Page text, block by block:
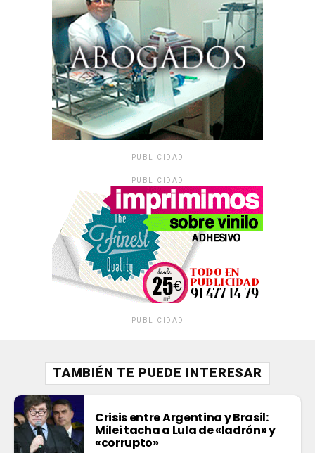
PUBLICIDAD
PUBLICIDAD
PUBLICIDAD
TAMBIÉN TE PUEDE INTERESAR
Crisis entre Argentina y Brasil:
Milei tacha a Lula de «ladrón» y
«corrupto»